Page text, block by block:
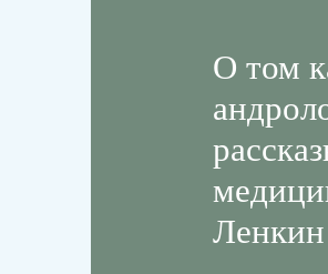
О том
Ленкин